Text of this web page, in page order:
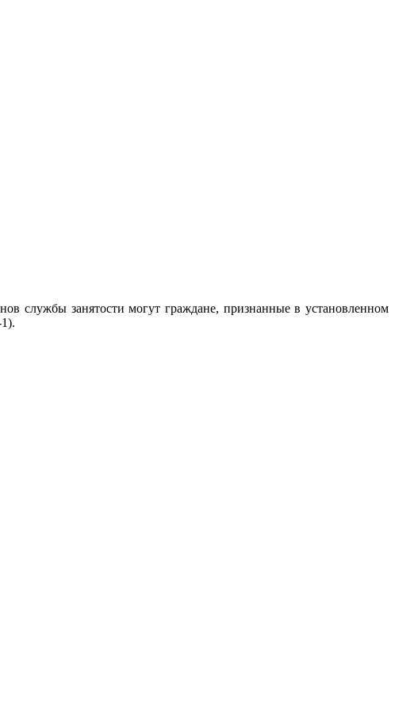
службы занятости могут граждане, признанные в установленном